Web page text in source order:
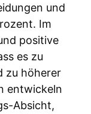
und
Im
positive
es zu
zu höherer
entwickeln
Absicht,